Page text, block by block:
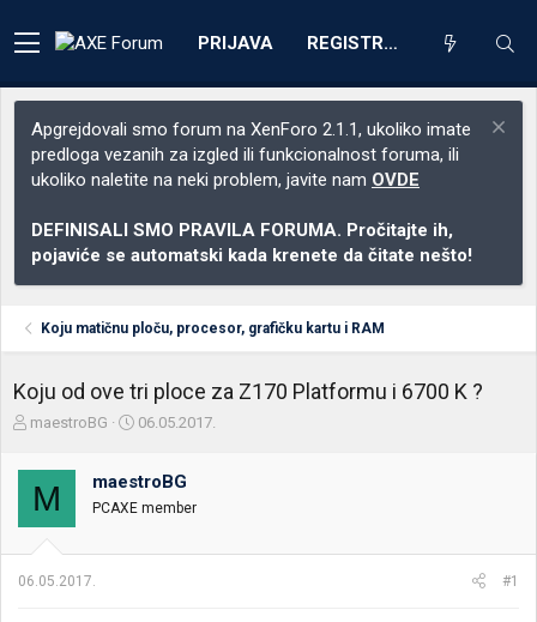
PRIJAVA REGISTRACIJA
Apgrejdovali smo forum na XenForo 2.1.1, ukoliko imate
predloga vezanih za izgled ili funkcionalnost foruma, ili
ukoliko naletite na neki problem, javite nam OVDE
DEFINISALI SMO PRAVILA FORUMA. Pročitajte ih,
pojaviće se automatski kada krenete da čitate nešto!
Koju matičnu ploču, procesor, grafičku kartu i RAM
Koju od ove tri ploce za Z170 Platformu i 6700 K ?
Z
e
n
i
k
maestroBG
D
u
m
o
06.05.2017.
M maestroBG
PCAXE member
06.05.2017. #1